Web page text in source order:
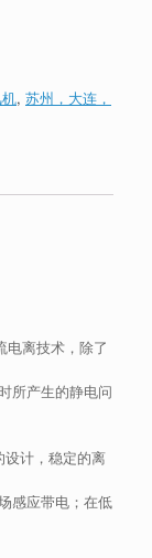
, 苏州，大连，
离技术，除了
所产生的静电问
计，稳定的离
感应带电；在低